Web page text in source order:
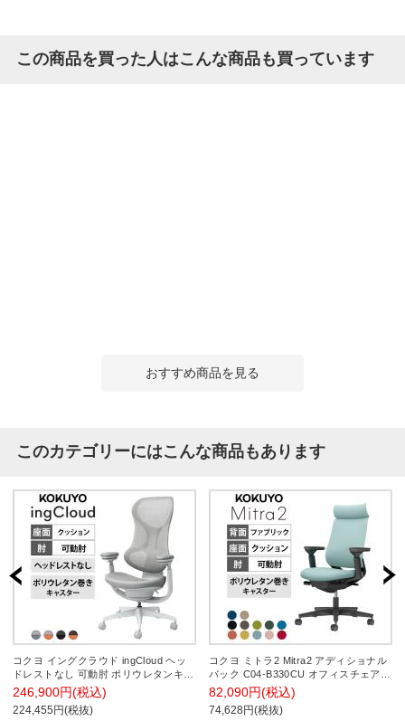
この商品を買った人はこんな商品も買っています
おすすめ商品を見る
このカテゴリーにはこんな商品もあります
コクヨ イングクラウド ingCloud ヘッ
ドレストなし 可動肘 ポリウレタンキャ
スター 背メッシュ モールドウレタン
座面高さ調節 オフィスチェア メッシュ
チェア デスクチェア パソコンチェア
246,900円(税込)
224,455円(税抜)
コクヨ ミトラ2 Mitra2 アディショナル
バック C04-B330CU オフィスチェア
可動肘 樹脂脚 ウレタンキャスター 布
張り 本体ブラック
82,090円(税込)
74,628円(税抜)